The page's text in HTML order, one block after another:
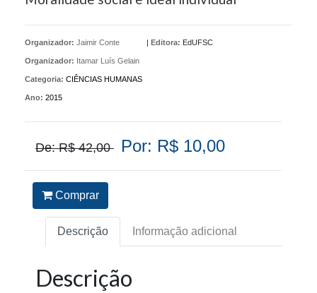
Organizador: Jaimir Conte
Organizador: Itamar Luís Gelain
| Editora: EdUFSC
Categoria: CIÊNCIAS HUMANAS
Ano: 2015
De: R$ 42,00 Por: R$ 10,00
Comprar
Descrição Informação adicional
Descrição